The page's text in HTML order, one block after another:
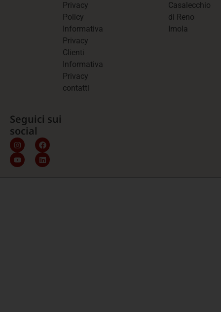
Privacy
Policy
Informativa
Privacy
Clienti
Informativa
Privacy
contatti
Casalecchio
di Reno
Imola
Seguici sui
social